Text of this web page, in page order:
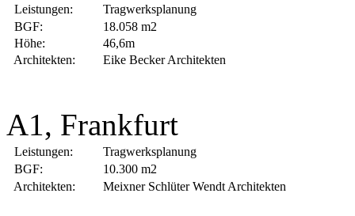
Leistungen:
Tragwerksplanung
BGF:
18.058 m2
Höhe:
46,6m
Architekten:
Eike Becker Architekten
A1, Frankfurt
Leistungen:
Tragwerksplanung
BGF:
10.300 m2
Architekten:
Meixner Schlüter Wendt Architekten